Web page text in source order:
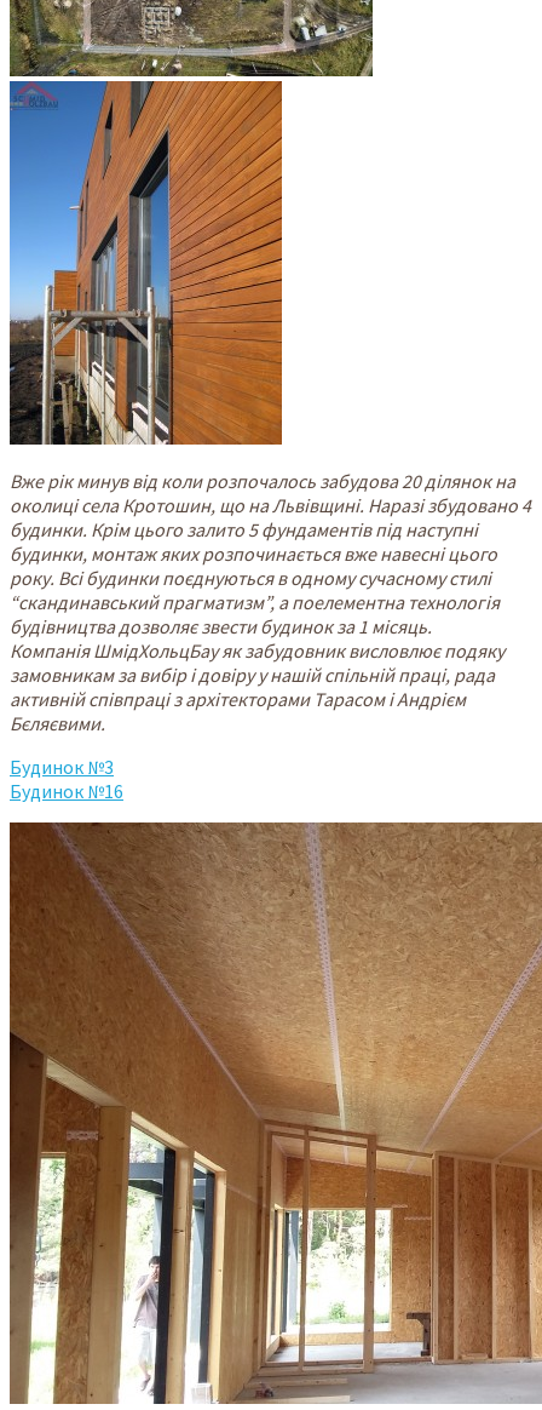
Вже рік минув від коли розпочалось забудова 20 ділянок на
околиці села Кротошин, що на Львівщині. Наразі збудовано 4
будинки. Крім цього залито 5 фундаментів під наступні
будинки, монтаж яких розпочинається вже навесні цього
року. Всі будинки поєднуються в одному сучасному стилі
“скандинавський прагматизм”, а поелементна технологія
будівництва дозволяє звести будинок за 1 місяць.
Компанія ШмідХольцБау як забудовник висловлює подяку
замовникам за вибір і довіру у нашій спільній праці, рада
активній співпраці з архітекторами Тарасом і Андрієм
Бєляєвими.
Будинок №3
Будинок №16